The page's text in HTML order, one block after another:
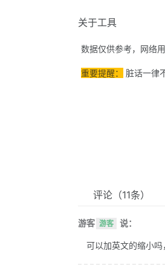
关于工具
数据仅供参考，网络
重要提醒： 脏话一律
评论 （11条）
游客 游客 说：
可以加英文的缩小